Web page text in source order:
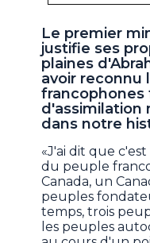
Le premier
justifie ses
plaines
avoir reconnu
d'assimilation
dans notre
«J'ai dit que
du peuple
Canada, un
peuples
temps, trois
les peuples